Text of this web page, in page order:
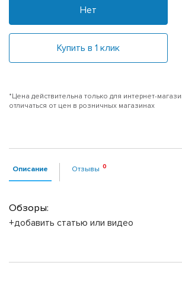
Нет
Купить в 1 клик
*Цена действительна только для интернет-
отличаться от цен в розничных магазинах
Описание Отзывы
Обзоры:
+добавить статью или видео